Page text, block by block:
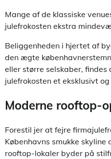
Mange af de klassiske
julefrokosten ekstra
Beliggenheden i hjertet af
den ægte
eller større selskaber,
julefrokosten et eksklusivt
Moderne rooftop-
Forestil jer at fejre
Københavns smukke
rooftop-lokaler byder på